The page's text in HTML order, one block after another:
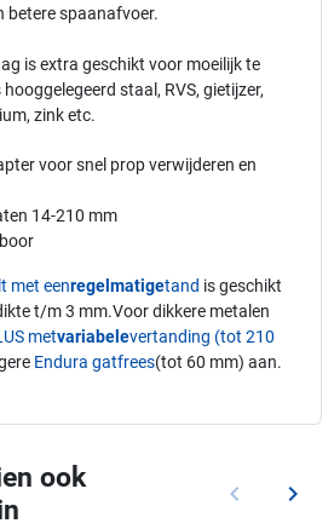
betere spaanafvoer.
is extra geschikt voor moeilijk te
staal, RVS, gietijzer,
zink etc.
voor snel prop verwijderen en
14-210 mm
met eenregelmatigetand is geschikt
t/m 3 mm.Voor dikkere metalen
metvariabelevertanding (tot 210
Endura gatfrees(tot 60 mm) aan.
ook
Vorige
keyboard_arrow_left keyboard_arrow_right